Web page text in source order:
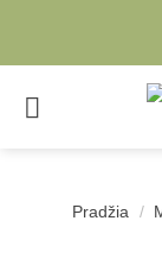
Pradžia /